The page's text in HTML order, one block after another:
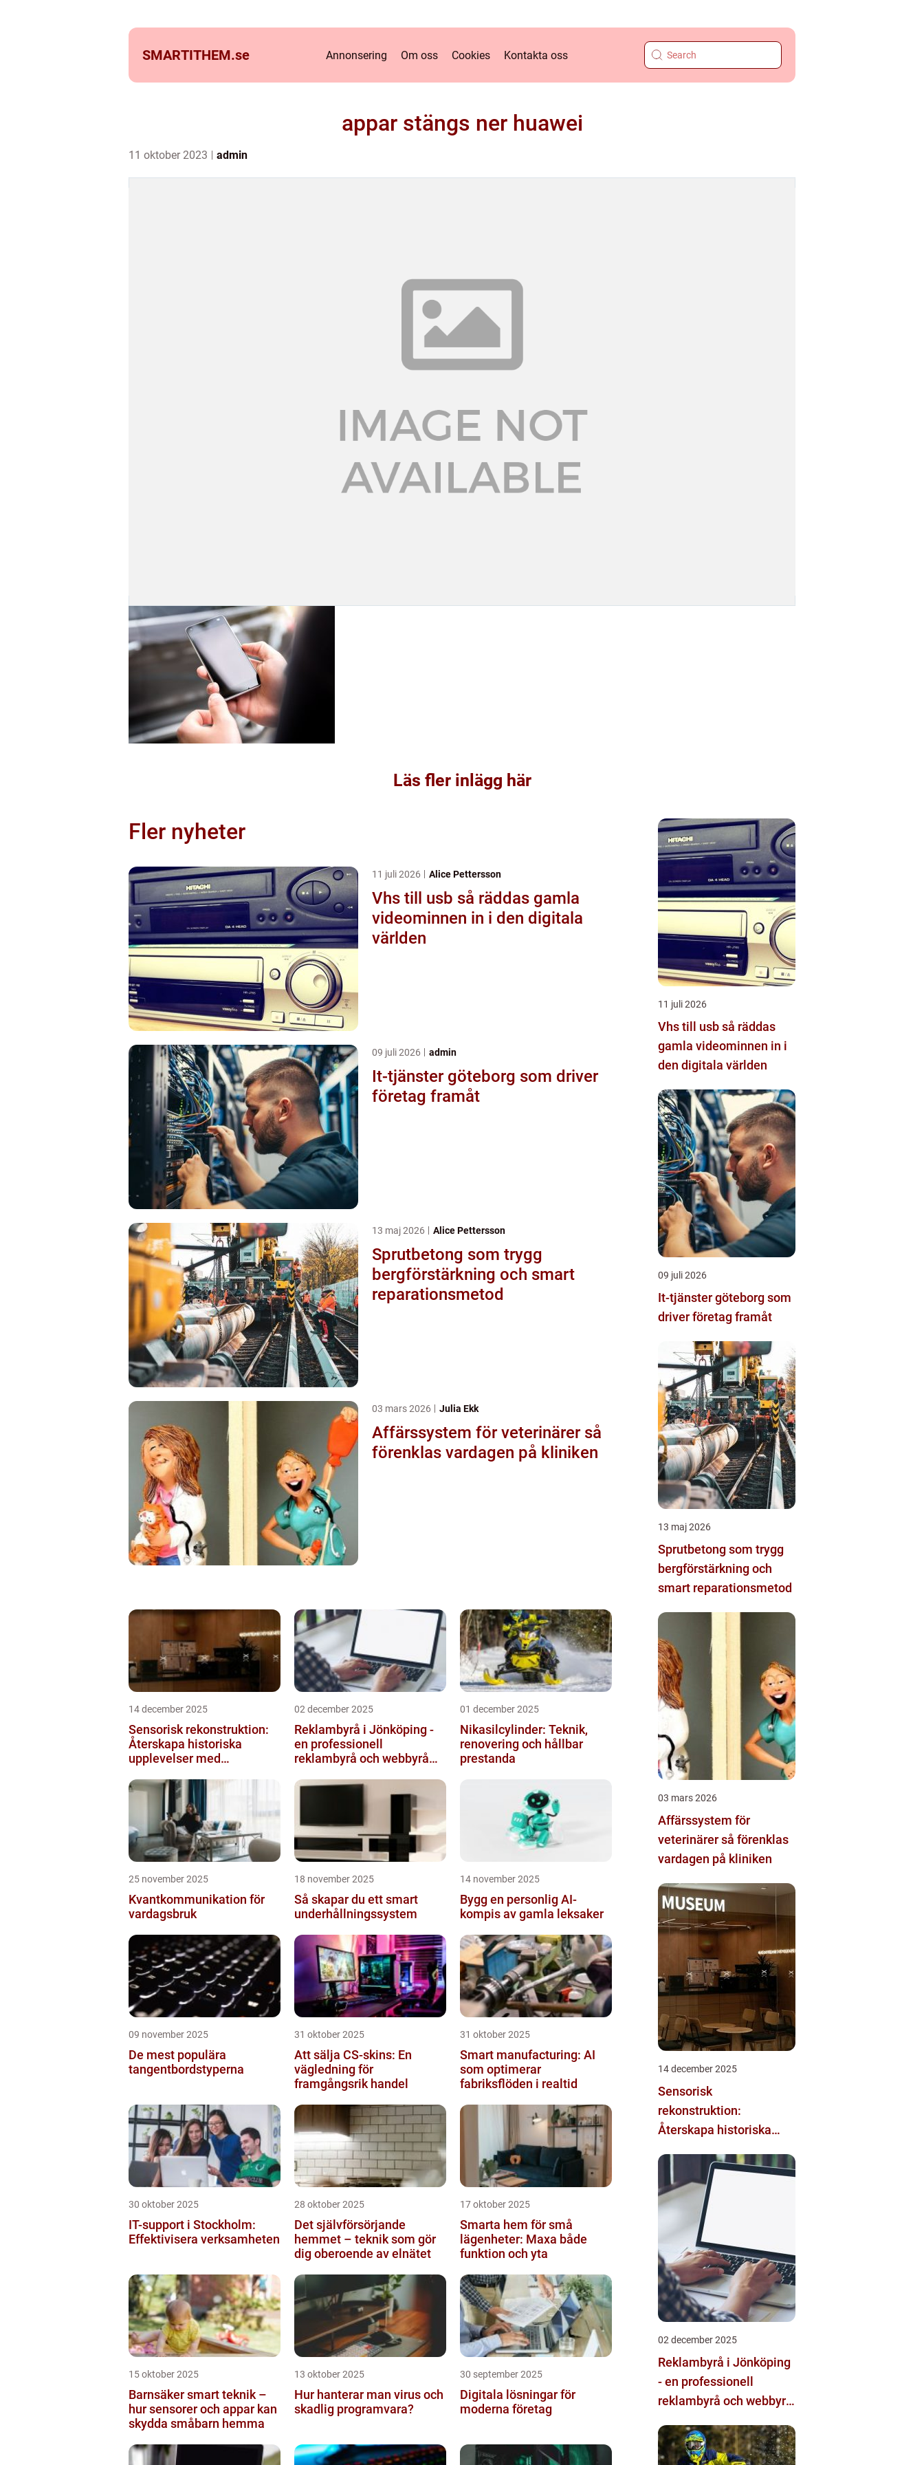
SMARTITHEM.se Annonsering Om oss Cookies Kontakta oss
appar stängs ner huawei
11 oktober 2023 admin
Läs fler inlägg här
Fler nyheter
11 juli 2026 Alice Pettersson
Vhs till usb så räddas gamla
videominnen in i den digitala
världen
09 juli 2026 admin
It-tjänster göteborg som driver
företag framåt
13 maj 2026 Alice Pettersson
Sprutbetong som trygg
bergförstärkning och smart
reparationsmetod
03 mars 2026 Julia Ekk
Affärssystem för veterinärer så
förenklas vardagen på kliniken
14 december 2025
Sensorisk rekonstruktion:
Återskapa historiska
upplevelser med
02 december 2025
Reklambyrå i Jönköping -
en professionell
reklambyrå och webbyrå
kommunikati...
01 december 2025
Nikasilcylinder: Teknik,
renovering och hållbar
prestanda
25 november 2025
Kvantkommunikation för
vardagsbruk
18 november 2025
Så skapar du ett smart
underhållningssystem
14 november 2025
Bygg en personlig AI-
kompis av gamla leksaker
09 november 2025
De mest populära
tangentbordstyperna
31 oktober 2025
Att sälja CS-skins: En
vägledning för
framgångsrik handel
31 oktober 2025
Smart manufacturing: AI
som optimerar
fabriksflöden i realtid
30 oktober 2025
IT-support i Stockholm:
Effektivisera verksamheten
28 oktober 2025
Det självförsörjande
hemmet – teknik som gör
dig oberoende av elnätet
17 oktober 2025
Smarta hem för små
lägenheter: Maxa både
funktion och yta
15 oktober 2025
Barnsäker smart teknik –
hur sensorer och appar kan
skydda småbarn hemma
13 oktober 2025
Hur hanterar man virus och
skadlig programvara?
30 september 2025
Digitala lösningar för
moderna företag
11 juli 2026
Vhs till usb så räddas
gamla videominnen in i
den digitala världen
09 juli 2026
It-tjänster göteborg som
driver företag framåt
13 maj 2026
Sprutbetong som trygg
bergförstärkning och
smart reparationsmetod
03 mars 2026
Affärssystem för
veterinärer så förenklas
vardagen på kliniken
14 december 2025
Sensorisk
rekonstruktion:
Återskapa historiska
multimodala AI
02 december 2025
Reklambyrå i Jönköping
- en professionell
reklambyrå och webbyrå
kommunikation